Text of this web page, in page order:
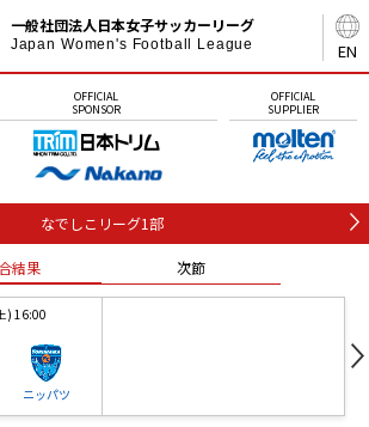
EN
一般社団法人日本女子サッカーリーグ
Japan Women's Football League
OFFICIAL
SPONSOR
OFFICIAL
SUPPLIER
なでしこリーグ1部
結果 次節
) 16:00
ニッパツ